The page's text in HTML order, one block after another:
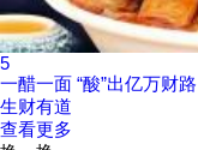
5
一醋一面 “酸”出亿万财路
生财有道
查看更多